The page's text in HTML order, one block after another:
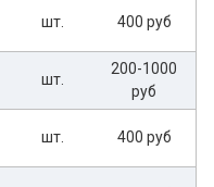
шт. 400 руб
шт.
200-1000
руб
шт. 400 руб